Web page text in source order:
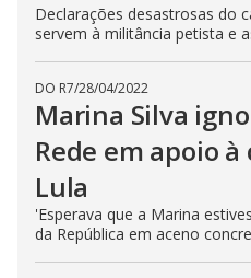
Declarações desastrosas do
servem à militância petista e
DO R7/28/04/2022
Marina Silva
Rede em apoio
Lula
'Esperava que a Marina
da República em aceno